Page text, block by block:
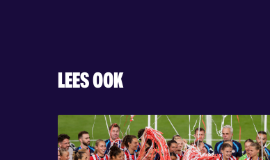
LEES OOK